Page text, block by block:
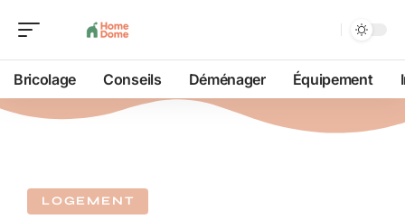
Bricolage Conseils Déménager Équipement
LOGEMENT